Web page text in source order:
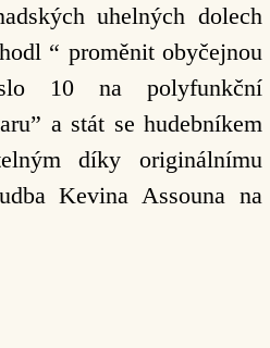
uhelných dolech
“ proměnit obyčejnou
10 na polyfunkční
a stát se hudebníkem
díky originálnímu
Kevina Assouna na